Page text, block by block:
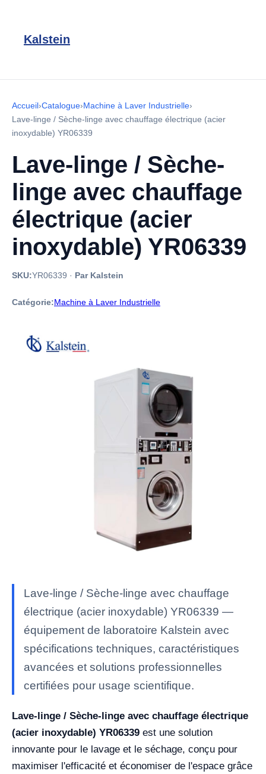
Kalstein
Accueil›Catalogue›Machine à Laver Industrielle›
Lave-linge / Sèche-linge avec chauffage électrique (acier
inoxydable) YR06339
Lave-linge / Sèche-
linge avec chauffage
électrique (acier
inoxydable) YR06339
SKU:YR06339 · Par Kalstein
Catégorie:Machine à Laver Industrielle
Lave-linge / Sèche-linge avec chauffage
électrique (acier inoxydable) YR06339 —
équipement de laboratoire Kalstein avec
spécifications techniques, caractéristiques
avancées et solutions professionnelles
certifiées pour usage scientifique.
Lave-linge / Sèche-linge avec chauffage électrique
(acier inoxydable) YR06339 est une solution
innovante pour le lavage et le séchage, conçu pour
maximiser l'efficacité et économiser de l'espace grâce